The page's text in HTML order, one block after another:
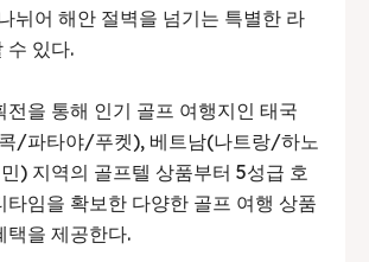
뉘어 해안 절벽을 넘기는 특별한 라
수 있다.
전을 통해 인기 골프 여행지인 태국
/파타야/푸켓), 베트남(나트랑/하노
) 지역의 골프텔 상품부터 5성급 호
타임을 확보한 다양한 골프 여행 상품
택을 제공한다.